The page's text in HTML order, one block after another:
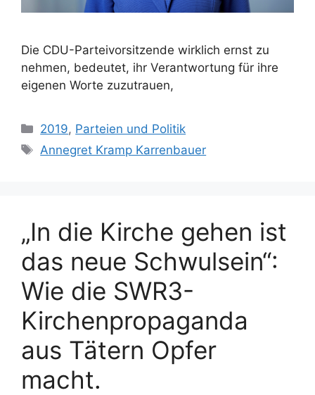
Die CDU-Parteivorsitzende wirklich ernst zu
nehmen, bedeutet, ihr Verantwortung für ihre
eigenen Worte zuzutrauen,
Kategorien
2019, Parteien und Politik
Schlagwörter
Annegret Kramp Karrenbauer
„In die Kirche gehen ist
das neue Schwulsein“:
Wie die SWR3-
Kirchenpropaganda
aus Tätern Opfer
macht.